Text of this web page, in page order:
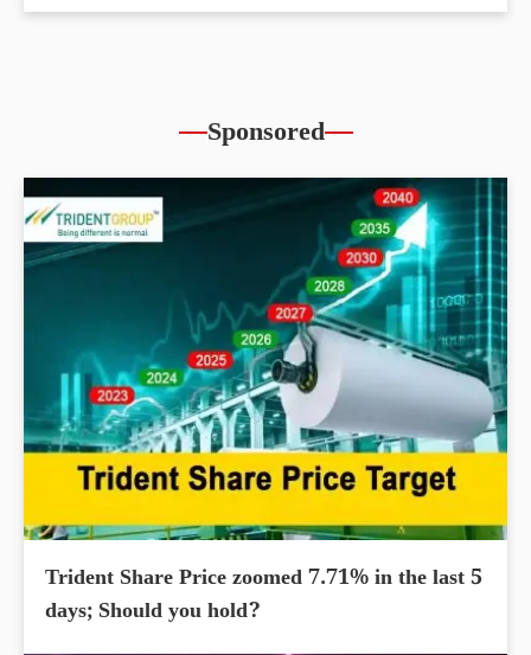
Sponsored
Trident Share Price zoomed 7.71% in the last 5
days; Should you hold?